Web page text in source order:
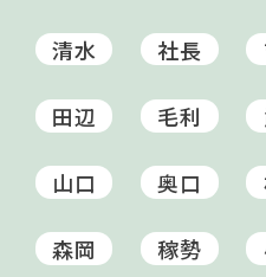
清水 社長
田辺 毛利
山口 奥口
森岡 稼勢